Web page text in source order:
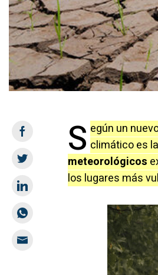
S egún un
climático es
meteorológicos
los lugares más